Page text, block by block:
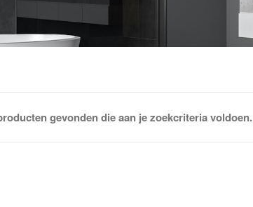
gevonden die aan je zoekcriteria voldoen.